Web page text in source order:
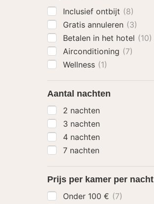
Inclusief ontbijt (8)
Gratis annuleren (3)
Betalen in het hotel (10)
Airconditioning (7)
Wellness (1)
Aantal nachten
2 nachten
3 nachten
4 nachten
7 nachten
Prijs per kamer per nacht
Onder 100 € (7)